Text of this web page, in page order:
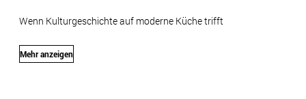
Wenn Kulturgeschichte auf moderne Küche trifft
Mehr anzeigen